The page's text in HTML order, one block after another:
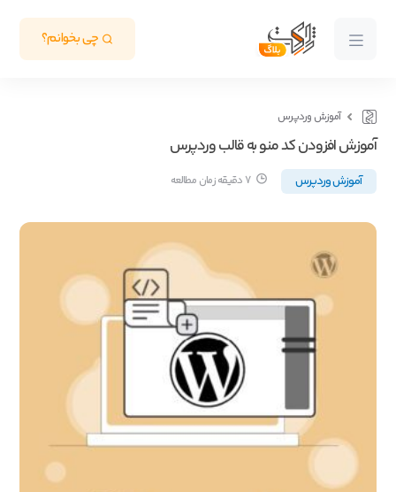
چی بخوانم؟
آموزش وردپرس
آموزش افزودن کد منو به قالب وردپرس
آموزش وردپرس 7 دقیقه زمان مطالعه